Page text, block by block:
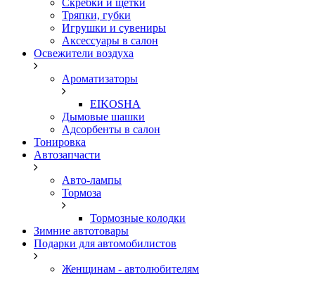
Скребки и щетки
Тряпки, губки
Игрушки и сувениры
Аксессуары в салон
Освежители воздуха
Ароматизаторы
EIKOSHA
Дымовые шашки
Адсорбенты в салон
Тонировка
Автозапчасти
Авто-лампы
Тормоза
Тормозные колодки
Зимние автотовары
Подарки для автомобилистов
Женщинам - автолюбителям